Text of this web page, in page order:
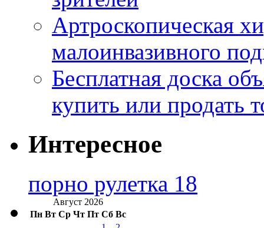
Артроскопическая
малоинвазивного
Бесплатная доска
купить или продать
Интересное
порно рулетка 18
Август 2026
Пн Вт Ср Чт Пт Сб Вс